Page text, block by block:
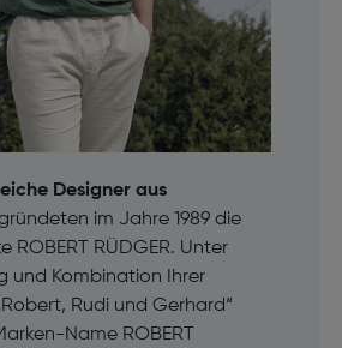
Designer aus
im Jahre 1989 die
ROBERT RÜDGER. Unter
und Kombination Ihrer
Rudi und Gerhard“
Name ROBERT